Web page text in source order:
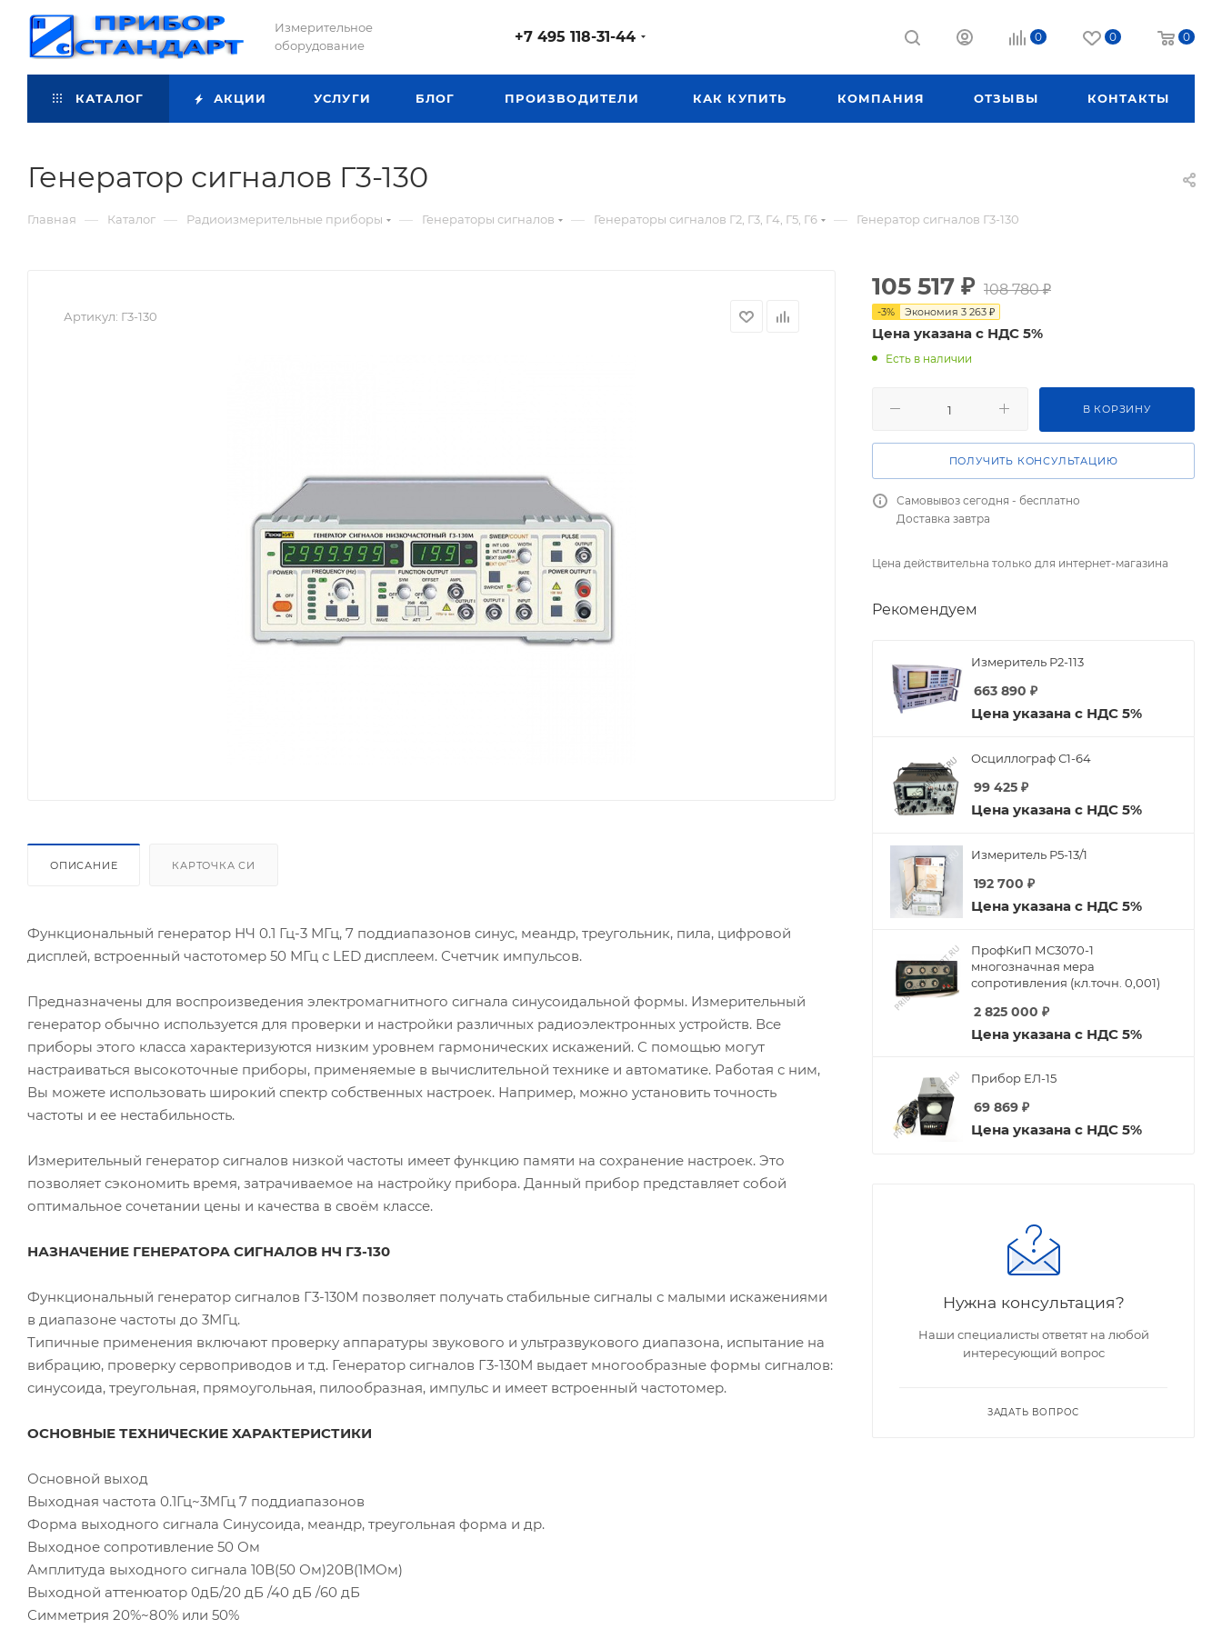
Измерительное
оборудование
+7 495 118-31-44 0 0 0
КАТАЛОГ АКЦИИ УСЛУГИ БЛОГ ПРОИЗВОДИТЕЛИ КАК КУПИТЬ КОМПАНИЯ ОТЗЫВЫ КОНТАКТЫ
Генератор сигналов Г3-130
Главная — Каталог — Радиоизмерительные приборы — Генераторы сигналов — Генераторы сигналов Г2, Г3, Г4, Г5, Г6 — Генератор сигналов Г3-130
Артикул: Г3-130
ОПИСАНИЕ КАРТОЧКА СИ
Функциональный генератор НЧ 0.1 Гц-3 МГц, 7 поддиапазонов синус, меандр, треугольник, пила, цифровой
дисплей, встроенный частотомер 50 МГц с LED дисплеем. Счетчик импульсов.
Предназначены для воспроизведения электромагнитного сигнала синусоидальной формы. Измерительный
генератор обычно используется для проверки и настройки различных радиоэлектронных устройств. Все
приборы этого класса характеризуются низким уровнем гармонических искажений. С помощью могут
настраиваться высокоточные приборы, применяемые в вычислительной технике и автоматике. Работая с ним,
Вы можете использовать широкий спектр собственных настроек. Например, можно установить точность
частоты и ее нестабильность.
Измерительный генератор сигналов низкой частоты имеет функцию памяти на сохранение настроек. Это
позволяет сэкономить время, затрачиваемое на настройку прибора. Данный прибор представляет собой
оптимальное сочетании цены и качества в своём классе.
НАЗНАЧЕНИЕ ГЕНЕРАТОРА СИГНАЛОВ НЧ Г3-130
Функциональный генератор сигналов Г3-130М позволяет получать стабильные сигналы с малыми искажениями
в диапазоне частоты до 3МГц.
Типичные применения включают проверку аппаратуры звукового и ультразвукового диапазона, испытание на
вибрацию, проверку сервоприводов и т.д. Генератор сигналов Г3-130М выдает многообразные формы сигналов:
синусоида, треугольная, прямоугольная, пилообразная, импульс и имеет встроенный частотомер.
ОСНОВНЫЕ ТЕХНИЧЕСКИЕ ХАРАКТЕРИСТИКИ
Основной выход
Выходная частота 0.1Гц~3MГц 7 поддиапазонов
Форма выходного сигнала Синусоида, меандр, треугольная форма и др.
Выходное сопротивление 50 Ом
Амплитуда выходного сигнала 10В(50 Ом)20В(1MОм)
Выходной аттенюатор 0дБ/20 дБ /40 дБ /60 дБ
Симметрия 20%~80% или 50%
105 517 ₽ 108 780₽
-3% Экономия 3 263 ₽
Цена указана с НДС 5%
Есть в наличии
В КОРЗИНУ
ПОЛУЧИТЬ КОНСУЛЬТАЦИЮ
Самовывоз сегодня - бесплатно
Доставка завтра
Цена действительна только для интернет-магазина
Рекомендуем
Измеритель Р2-113
663 890 ₽
Цена указана с НДС 5%
Осциллограф С1-64
99 425 ₽
Цена указана с НДС 5%
Измеритель Р5-13/1
192 700 ₽
Цена указана с НДС 5%
ПрофКиП МС3070-1
многозначная мера
сопротивления (кл.точн. 0,001)
2 825 000 ₽
Цена указана с НДС 5%
Прибор ЕЛ-15
69 869 ₽
Цена указана с НДС 5%
Нужна консультация?
Наши специалисты ответят на любой
интересующий вопрос
ЗАДАТЬ ВОПРОС